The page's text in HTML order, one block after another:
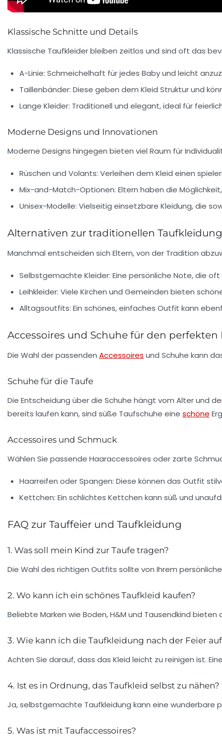
Klassische Schnitte und Details
Klassische Taufkleider bleiben zeitlos und sind oft das
A-Linie: Schmeichelhaft für jedes Baby und leicht
Taillenbänder: Diese geben dem Kleid Struktur und
Lange Kleider: Traditionell und elegant, ideal für
Moderne Designs und Innovationen
Moderne Designs hingegen bieten viel Raum für
Rüschen und Volants: Verleihen dem Kleid einen
Mix-and-Match-Optionen: Eltern haben die
Unisex-Modelle: Vielseitig einsetzbare Kleidung, die
Alternativen zur traditionellen Taufkleidung
Manchmal entscheiden sich Eltern, von der Tradition
Selbstgemachte Kleider: Eine persönliche Note, die
Leihkleider: Viele Kirchen und Gemeinden bieten
Alltagsoutfits: Ein schönes, einfaches Outfit kann
Accessoires und Schuhe für den perfekten
Die Wahl der passenden Accessoires und Schuhe kann
Schuhe für die Taufe
Die Entscheidung über die Schuhe hängt vom Alter und
bereits laufen kann, sind süße Taufschuhe eine schöne
Accessoires und Schmuck
Wählen Sie passende Haaraccessoires oder zarte
Haarreifen oder Spangen: Diese können das Outfit
Kettchen: Ein schlichtes Kettchen kann süß und
FAQ zur Tauffeier und Taufkleidung
1. Was soll mein Kind zur Taufe tragen?
Die Wahl des richtigen Outfits sollte von Ihrem
2. Wo kann ich ein schönes Taufkleid kaufen?
Beliebte Marken wie Boden, H&M und Tausendkind
3. Wie kann ich die Taufkleidung nach der Feier
Achten Sie darauf, dass das Kleid leicht zu reinigen ist.
4. Ist es in Ordnung, das Taufkleid selbst zu nähen?
Ja, selbstgemachte Taufkleidung kann eine wunderbare
5. Was ist mit Taufaccessoires?